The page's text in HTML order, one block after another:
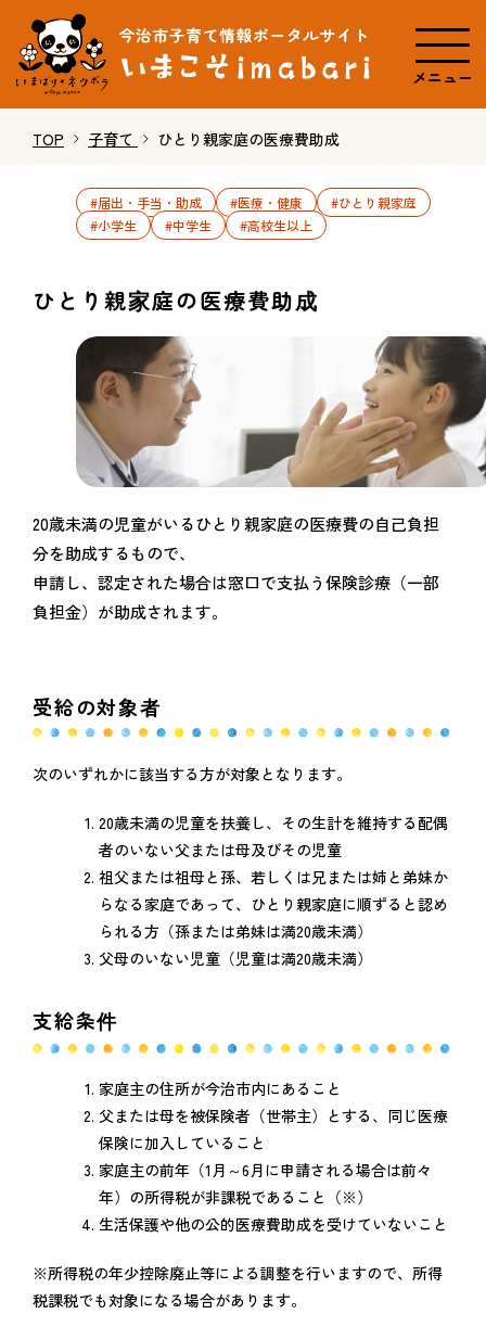
メニュー
TOP 子育て ひとり親家庭の医療費助成
#届出・手当・助成 #医療・健康
#ひとり親家庭
#小学生
#中学生 #高校生以上
ひとり親家庭の医療費助成
20歳未満の児童がいるひとり親家庭の医療費の自己負担
分を助成するもので、
申請し、認定された場合は窓口で支払う保険診療（一部
負担金）が助成されます。
受給の対象者
次のいずれかに該当する方が対象となります。
20歳未満の児童を扶養し、その生計を維持する配偶
者のいない父または母及びその児童
祖父または祖母と孫、若しくは兄または姉と弟妹か
らなる家庭であって、ひとり親家庭に順ずると認め
られる方（孫または弟妹は満20歳未満）
父母のいない児童（児童は満20歳未満）
支給条件
家庭主の住所が今治市内にあること
父または母を被保険者（世帯主）とする、同じ医療
保険に加入していること
家庭主の前年（1月～6月に申請される場合は前々
年）の所得税が非課税であること（※）
生活保護や他の公的医療費助成を受けていないこと
※所得税の年少控除廃止等による調整を行いますので、所得
税課税でも対象になる場合があります。